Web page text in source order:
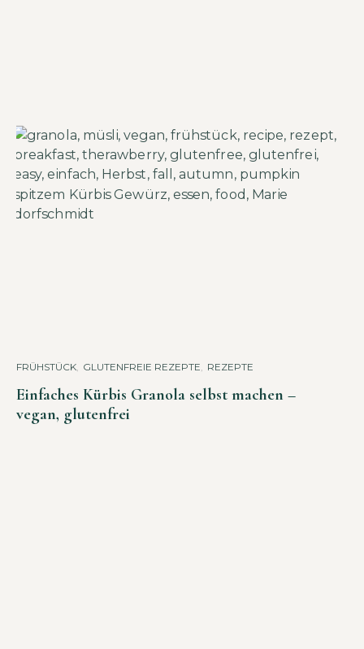
FRÜHSTÜCK GLUTENFREIE REZEPTE REZEPTE
Einfaches Kürbis Granola selbst machen –
vegan, glutenfrei